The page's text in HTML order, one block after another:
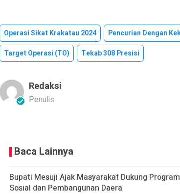
Operasi Sikat Krakatau 2024 Pencurian Dengan
Target Operasi (TO)
Tekab 308 Presisi
Redaksi
Penulis
Baca Lainnya
Bupati Mesuji Ajak Masyarakat Dukung
Sosial dan Pembangunan Daera